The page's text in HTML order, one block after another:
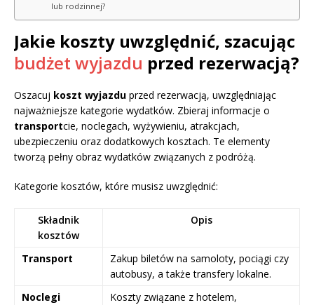
lub rodzinnej?
Jakie koszty uwzględnić, szacując
budżet wyjazdu przed rezerwacją?
Oszacuj koszt wyjazdu przed rezerwacją, uwzględniając
najważniejsze kategorie wydatków. Zbieraj informacje o
transportcie, noclegach, wyżywieniu, atrakcjach,
ubezpieczeniu oraz dodatkowych kosztach. Te elementy
tworzą pełny obraz wydatków związanych z podróżą.
Kategorie kosztów, które musisz uwzględnić:
Składnik
kosztów
Opis
Transport
Zakup biletów na samoloty, pociągi czy
autobusy, a także transfery lokalne.
Noclegi
Koszty związane z hotelem,